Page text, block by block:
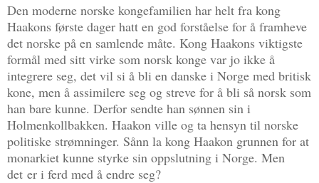
Den moderne norske kongefamilien har helt fra kong
Haakons første dager hatt en god forståelse for å framheve
det norske på en samlende måte. Kong Haakons viktigste
formål med sitt virke som norsk konge var jo ikke å
integrere seg, det vil si å bli en danske i Norge med britisk
kone, men å assimilere seg og streve for å bli så norsk som
han bare kunne. Derfor sendte han sønnen sin i
Holmenkollbakken. Haakon ville og ta hensyn til norske
politiske strømninger. Sånn la kong Haakon grunnen for at
monarkiet kunne styrke sin oppslutning i Norge. Men
det er i ferd med å endre seg?